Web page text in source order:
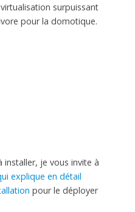
surpuissant
pour la domotique.
je vous invite à
explique en détail
pour le déployer